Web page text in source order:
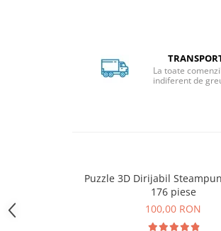
La toate
indiferent de
Puzzle 3D Dirijabil
176 piese
100,00 RON